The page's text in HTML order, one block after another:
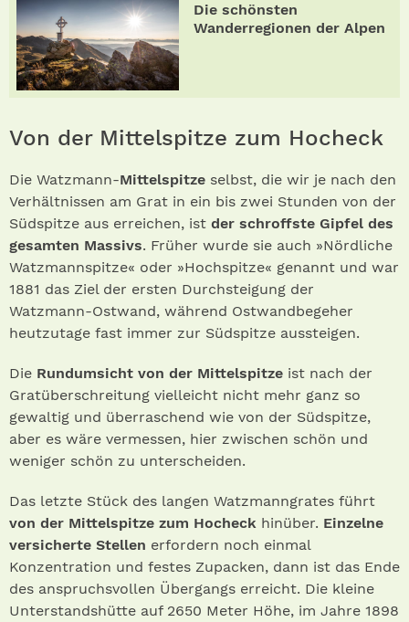
Die schönsten
Wanderregionen der Alpen
Von der Mittelspitze zum Hocheck
Die Watzmann-Mittelspitze selbst, die wir je nach den
Verhältnissen am Grat in ein bis zwei Stunden von der
Südspitze aus erreichen, ist der schroffste Gipfel des
gesamten Massivs. Früher wurde sie auch »Nördliche
Watzmannspitze« oder »Hochspitze« genannt und war
1881 das Ziel der ersten Durchsteigung der
Watzmann-Ostwand, während Ostwandbegeher
heutzutage fast immer zur Südspitze aussteigen.
Die Rundumsicht von der Mittelspitze ist nach der
Gratüberschreitung vielleicht nicht mehr ganz so
gewaltig und überraschend wie von der Südspitze,
aber es wäre vermessen, hier zwischen schön und
weniger schön zu unterscheiden.
Das letzte Stück des langen Watzmanngrates führt
von der Mittelspitze zum Hocheck hinüber. Einzelne
versicherte Stellen erfordern noch einmal
Konzentration und festes Zupacken, dann ist das Ende
des anspruchsvollen Übergangs erreicht. Die kleine
Unterstandshütte auf 2650 Meter Höhe, im Jahre 1898